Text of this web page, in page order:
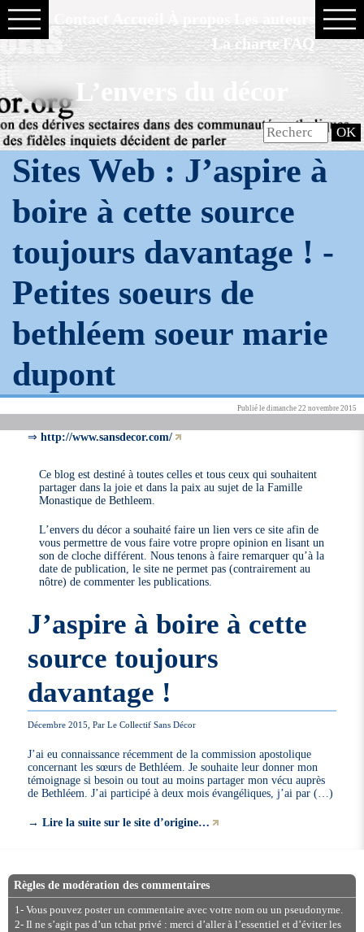
La charte FAQ
L’envers du décor
Sites Web : J’aspire à
boire à cette source
toujours davantage ! -
Petites soeurs de
bethléem soeur marie
dupont
Publié le dimanche 22 novembre 2015
⇒http://www.sansdecor.com/
Ce blog est destiné à toutes celles et tous ceux qui souhaitent
partager dans la joie et dans la paix au sujet de la Famille
Monastique de Bethleem.
L’envers du décor a souhaité faire un lien vers ce site afin de
vous permettre de vous faire votre propre opinion en lisant un
son de cloche différent. Nous tenons à faire remarquer qu’à la
date de publication, le site ne permet pas (contrairement au
nôtre) de commenter les publications.
J’aspire à boire à cette
source toujours
davantage !
Décembre 2015, Par Le Collectif Sans Décor
J’ai eu connaissance récemment de la commission apostolique
concernant les sœurs de Bethléem. Je souhaite leur donner mon
témoignage si besoin ou tout au moins partager mon vécu auprès
de Bethléem. J’ai participé à deux mois évangéliques, j’ai par (…)
→Lire la suite sur le site d’origine…
Règles de modération des commentaires
1- Vous pouvez poster un commentaire avec votre nom ou un pseudonyme.
2- Il ne s’agit pas d’un tchat privé : merci d’aller à l’essentiel et d’éviter les